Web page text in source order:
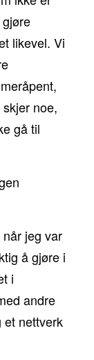
likevel. Vi
noe,
gå til
jeg var
å gjøre i
i
andre
et nettverk